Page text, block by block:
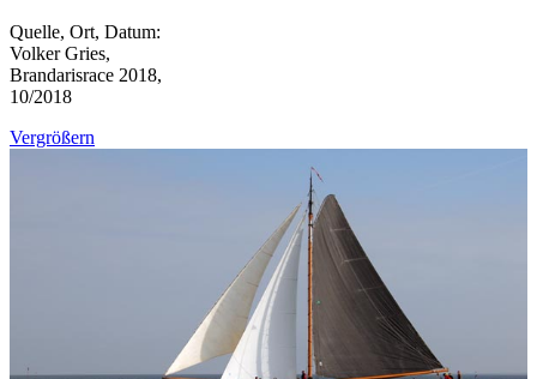
Quelle, Ort, Datum:
Volker Gries,
Brandarisrace 2018,
10/2018
Vergrößern